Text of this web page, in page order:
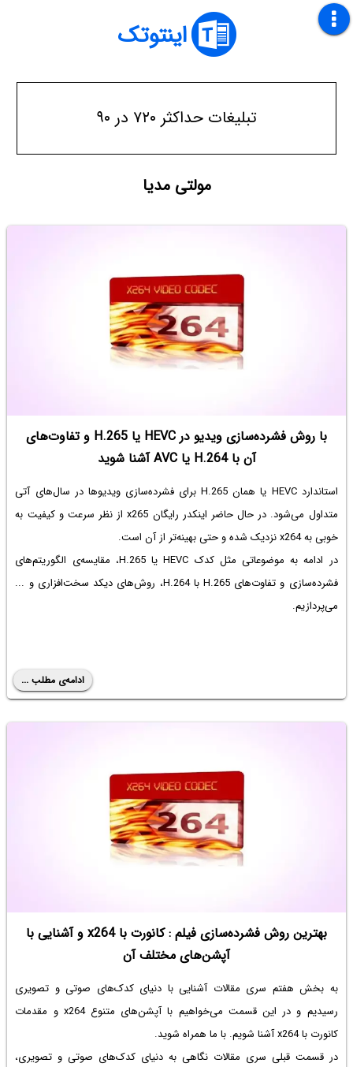
اینتوتک
تبلیغات حداکثر ۷۲۰ در ۹۰
مولتی مدیا
با روش فشرده‌سازی ویدیو در HEVC یا H.265 و تفاوت‌های
آن با H.264 یا AVC آشنا شوید
استاندارد HEVC یا همان H.265 برای فشرده‌سازی ویدیوها در سال‌های آتی
متداول می‌شود. در حال حاضر اینکدر رایگان x265 از نظر سرعت و کیفیت به
خوبی به x264 نزدیک شده و حتی بهینه‌تر از آن است.
در ادامه به موضوعاتی مثل کدک HEVC یا H.265، مقایسه‌ی الگوریتم‌های
فشرده‌سازی و تفاوت‌های H.265 با H.264، روش‌های دیکد سخت‌افزاری و ...
می‌پردازیم.
ادامه‌ی مطلب ...
بهترین روش فشرده‌سازی فیلم : کانورت با x264 و آشنایی با
آپشن‌های مختلف آن
به بخش هفتم سری مقالات آشنایی با دنیای کدک‌های صوتی و تصویری
رسیدیم و در این قسمت می‌خواهیم با آپشن‌های متنوع x264 و مقدمات
کانورت با x264 آشنا شویم. با ما همراه شوید.
در قسمت قبلی سری مقالات نگاهی به دنیای کدک‌های صوتی و تصویری،